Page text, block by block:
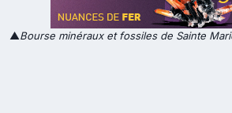
▲Bourse minéraux et fossiles de Sainte